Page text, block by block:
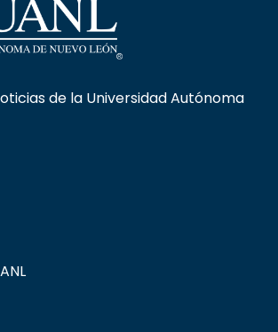
de la Universidad Autónoma